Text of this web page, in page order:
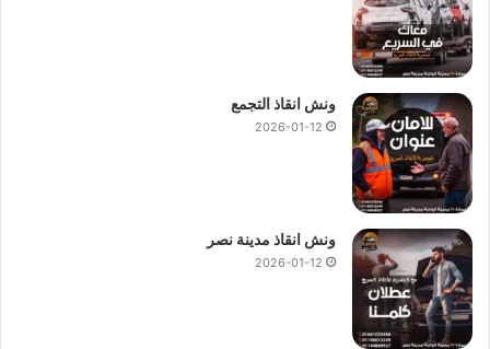
ونش انقاذ التجمع
2026-01-12
ونش انقاذ مدينة نصر
2026-01-12